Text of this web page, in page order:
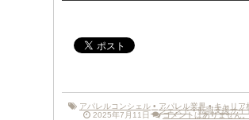
アパレルコンシェル • アパレル業界•キャリア
ージェント•転職支援サイ
2025年7月11日 コメントはありません。